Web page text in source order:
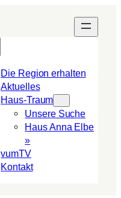
Die Region erhalten
Aktuelles
Haus-Traum
Unsere Suche
Haus Anna Elbe
»
vumTV
Kon­takt